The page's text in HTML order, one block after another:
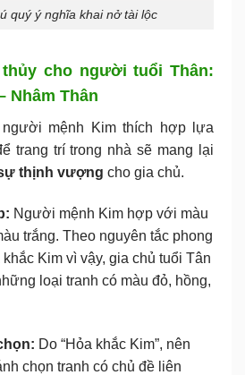
quý ý nghĩa khai nở tài lộc
cho người tuổi Thân:
Nhâm Thân
người mệnh Kim thích hợp lựa
trang trí trong nhà sẽ mang lại
thịnh vượng cho gia chủ.
Người mệnh Kim hợp với màu
trắng. Theo nguyên tắc phong
Kim vì vậy, gia chủ tuổi Tân
loại tranh có màu đỏ, hồng,
Do “Hỏa khắc Kim”, nên
chọn tranh có chủ đề liên